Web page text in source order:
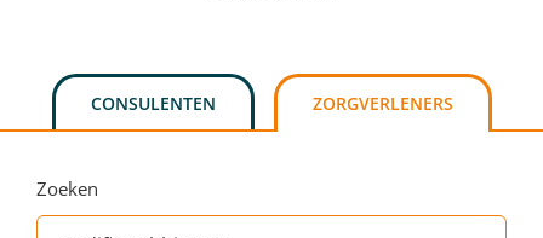
CONSULENTEN ZORGVERLENERS
Zoeken